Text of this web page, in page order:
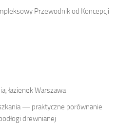
Przewodnik od Koncepcji
łazienek Warszawa
— praktyczne porównanie
drewnianej